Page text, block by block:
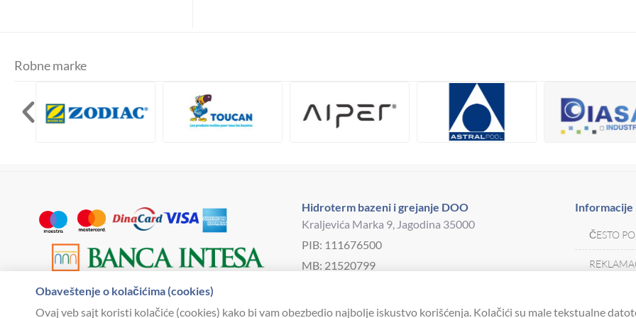
Robne marke
Hidroterm bazeni i grejanje DOO
Kraljevića Marka 9, Jagodina 35000
PIB: 111676500
MB: 21520799
hidrotermjagodina@yahoo.com
Informacije
ČESTO
Obaveštenje o kolačićima (cookies)
Ovaj veb sajt koristi kolačiće (cookies) kako bi vam obezbedio najbolje iskustvo korišćenja. Kolačići su male tekstualne